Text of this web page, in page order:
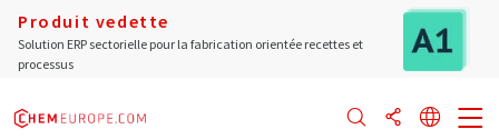
Produit vedette
Solution ERP sectorielle pour la fabrication orientée recettes et
processus